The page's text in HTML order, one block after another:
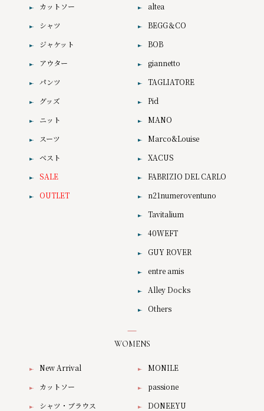
カットソー
シャツ
ジャケット
アウター
パンツ
グッズ
ニット
スーツ
ベスト
SALE
OUTLET
altea
BEGG＆CO
BOB
giannetto
TAGLIATORE
Pid
MANO
Marco&Louise
XACUS
FABRIZIO DEL CARLO
n21numeroventuno
Tavitalium
40WEFT
GUY ROVER
entre amis
Alley Docks
Others
WOMENS
New Arrival
カットソー
シャツ・ブラウス
MONILE
passione
DONEEYU